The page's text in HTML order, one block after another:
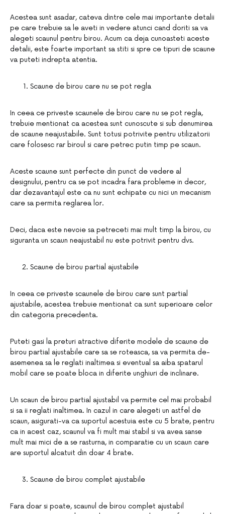
Acestea sunt asadar, cateva dintre cele mai importante detalii
pe care trebuie sa le aveti in vedere atunci cand doriti sa va
alegeti scaunul pentru birou. Acum ca deja cunoasteti aceste
detalii, este foarte important sa stiti si spre ce tipuri de scaune
va puteti indrepta atentia.
Scaune de birou care nu se pot regla
In ceea ce priveste scaunele de birou care nu se pot regla,
trebuie mentionat ca acestea sunt cunoscute si sub denumirea
de scaune neajustabile. Sunt totusi potrivite pentru utilizatorii
care folosesc rar biroul si care petrec putin timp pe scaun.
Aceste scaune sunt perfecte din punct de vedere al
designului, pentru ca se pot incadra fara probleme in decor,
dar dezavantajul este ca nu sunt echipate cu nici un mecanism
care sa permita reglarea lor.
Deci, daca este nevoie sa petreceti mai mult timp la birou, cu
siguranta un scaun neajustabil nu este potrivit pentru dvs.
Scaune de birou partial ajustabile
In ceea ce priveste scaunele de birou care sunt partial
ajustabile, acestea trebuie mentionat ca sunt superioare celor
din categoria precedenta.
Puteti gasi la preturi atractive diferite modele de scaune de
birou partial ajustabile care sa se roteasca, sa va permita de-
asemenea sa le reglati inaltimea si eventual sa aiba spatarul
mobil care se poate bloca in diferite unghiuri de inclinare.
Un scaun de birou partial ajustabil va permite cel mai probabil
si sa ii reglati inaltimea. In cazul in care alegeti un astfel de
scaun, asigurati-va ca suportul acestuia este cu 5 brate, pentru
ca in acest caz, scaunul va fi mult mai stabil si va avea sanse
mult mai mici de a se rasturna, in comparatie cu un scaun care
are suportul alcatuit din doar 4 brate.
Scaune de birou complet ajustabile
Fara doar si poate, scaunul de birou complet ajustabil